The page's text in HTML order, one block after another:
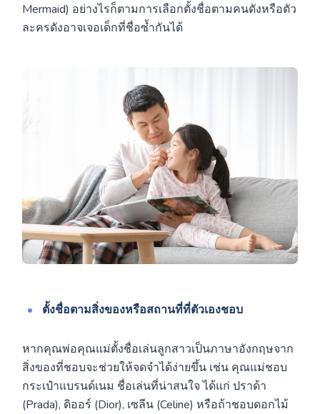
Mermaid) อย่างไรก็ตามการเลือกตั้งชื่อตามคนดังหรือตัว
ละครดังอาจเจอเด็กที่ชื่อซ้ำกันได้
ตั้งชื่อตามสิ่งของหรือสถานที่ที่ตัวเองชอบ
หากคุณพ่อคุณแม่ตั้งชื่อเล่นลูกสาวเป็นภาษาอังกฤษจาก
สิ่งของที่ชอบจะช่วยให้จดจำได้ง่ายขึ้น เช่น คุณแม่ชอบ
กระเป๋าแบรนด์เนม ชื่อเล่นที่น่าสนใจ ได้แก่ ปราด้า
(Prada), ดิออร์ (Dior), เซลีน (Celine) หรือถ้าชอบดอกไม้